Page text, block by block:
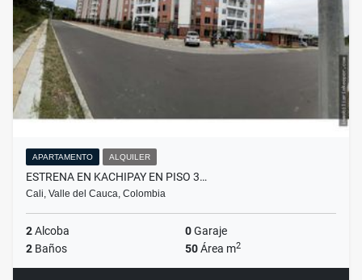
APARTAMENTO ALQUILER
ESTRENA EN KACHIPAY EN PISO 3…
Cali, Valle del Cauca, Colombia
2Alcoba 0Garaje
2 Baños 50Área m2